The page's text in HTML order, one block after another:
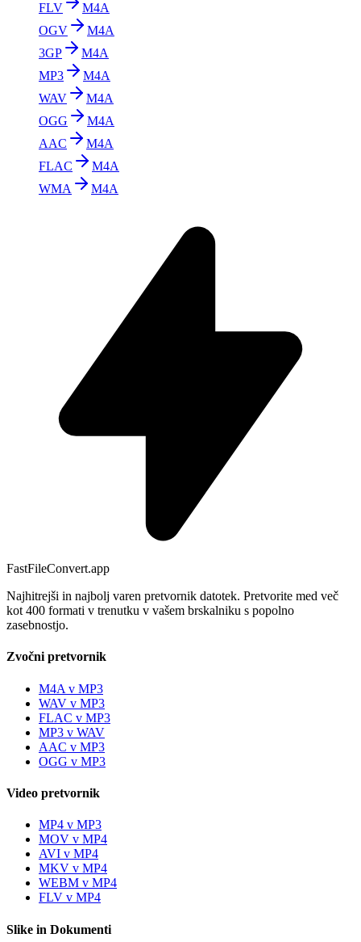
FLV
M4A
OGV
M4A
3GP
M4A
MP3
M4A
WAV
M4A
OGG
M4A
AAC
M4A
FLAC
M4A
WMA
M4A
FastFileConvert.app
Najhitrejši in najbolj varen pretvornik datotek. Pretvorite med več
kot 400 formati v trenutku v vašem brskalniku s popolno
zasebnostjo.
Zvočni pretvornik
M4A v MP3
WAV v MP3
FLAC v MP3
MP3 v WAV
AAC v MP3
OGG v MP3
Video pretvornik
MP4 v MP3
MOV v MP4
AVI v MP4
MKV v MP4
WEBM v MP4
FLV v MP4
Slike in Dokumenti